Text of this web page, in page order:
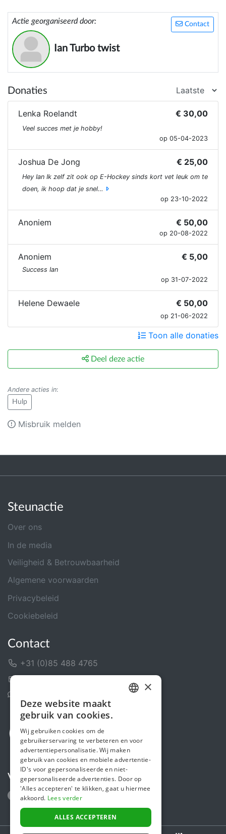
Contact
Actie georganiseerd door:
Ian Turbo twist
Donaties
Lenka Roelandt € 30,00
Veel succes met je hobby!
op 05-04-2023
Joshua De Jong € 25,00
Hey Ian Ik zelf zit ook op E-Hockey sinds kort vet leuk om te
doen, ik hoop dat je snel…
op 23-10-2022
Anoniem € 50,00
op 20-08-2022
Anoniem € 5,00
Success Ian
op 31-07-2022
Helene Dewaele € 50,00
op 21-06-2022
Toon alle donaties
Deel deze actie
Andere acties in:
Hulp
Misbruik melden
Steunactie
Over ons
In de media
Veiligheid & Betrouwbaarheid
Algemene voorwaarden
Privacybeleid
Cookiebeleid
Contact
+31 (0)85 488 4765
Volg ons
ENGLISH
×
Deze website maakt
gebruik van cookies.
Wij gebruiken cookies om de
gebruikerservaring te verbeteren en voor
advertentiepersonalisatie. Wij maken
gebruik van cookies en mobiele advertentie-
ID's voor gepersonaliseerde en niet-
gepersonaliseerde advertenties. Door op
'Alles accepteren' te klikken, gaat u hiermee
akkoord. Lees verder
ALLES ACCEPTEREN